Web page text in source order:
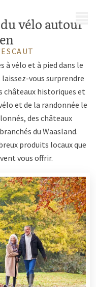
vélo autour
à vélo et à pied dans le
vous surprendre
châteaux historiques et
et de la randonnée le
des châteaux
du Waasland.
produits locaux que
vous offrir.